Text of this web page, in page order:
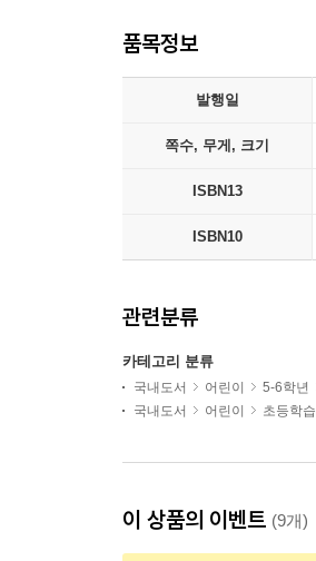
품목정보
발행일
쪽수, 무게, 크기
ISBN13
ISBN10
관련분류
카테고리 분류
국내도서 어린이 5-6학년
국내도서
어린이 초등학습
이 상품의 이벤트 (9개)